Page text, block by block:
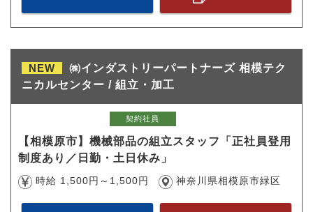
NEW
㈱インダストリーパートナーズ 相模テク
ニカルセンター / 組立・加工
契約社員
【相模原市】機械部品の組立スタッフ「正社員登用
制度あり／日勤・土日休み」
時給 1,500円～1,500円 神奈川県相模原市緑区